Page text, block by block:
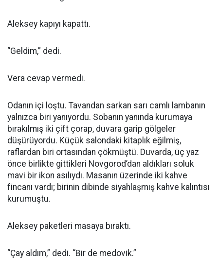
Aleksey kapıyı kapattı.
“Geldim,” dedi.
Vera cevap vermedi.
Odanın içi loştu. Tavandan sarkan sarı camlı lambanın
yalnızca biri yanıyordu. Sobanın yanında kurumaya
bırakılmış iki çift çorap, duvara garip gölgeler
düşürüyordu. Küçük salondaki kitaplık eğilmiş,
raflardan biri ortasından çökmüştü. Duvarda, üç yaz
önce birlikte gittikleri Novgorod’dan aldıkları soluk
mavi bir ikon asılıydı. Masanın üzerinde iki kahve
fincanı vardı; birinin dibinde siyahlaşmış kahve kalıntısı
kurumuştu.
Aleksey paketleri masaya bıraktı.
“Çay aldım,” dedi. “Bir de medovik.”